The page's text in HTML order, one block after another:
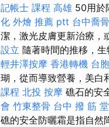
記帳士 課程 高雄 50用於
化 外燴 推薦 ptt 台中喬
潔，激光皮膚更新治療，
設立 隨著時間的推移，
輕井澤按摩 香港轉機 台
瑚，從而導致營養，美白
課程 北投 按摩 礁石的安
會 竹東整骨 台中 撥 筋
礁的安全防曬霜是指自然